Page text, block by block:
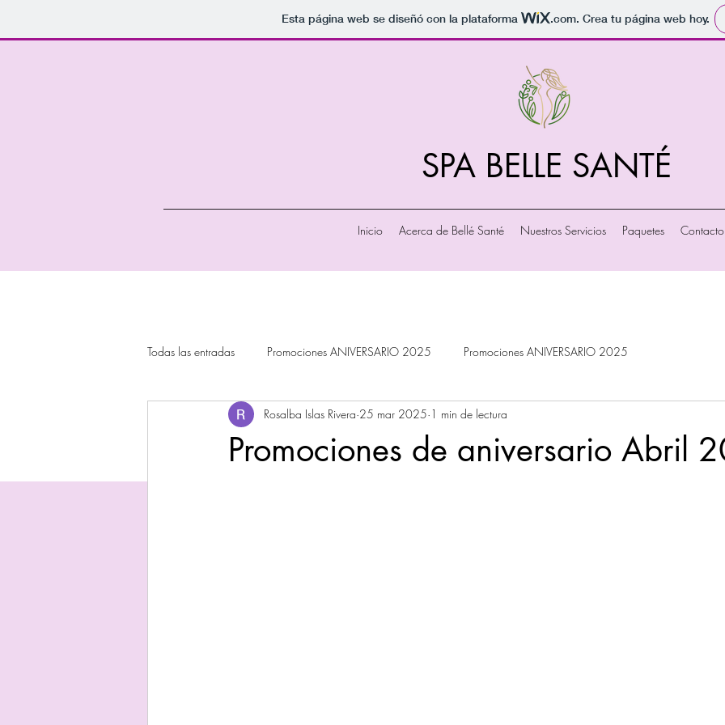
Esta página web se diseñó con la plataforma .com. Crea tu página web hoy.
SPA BELLE SANTÉ
Inicio Acerca de Bellé Santé Nuestros Servicios Paquetes Contacto
Todas las entradas Promociones ANIVERSARIO 2025 Promociones ANIVERSARIO 2025
Promociones de aniversario Abril
Rosalba Islas Rivera 25 mar 2025 1 min de lectura